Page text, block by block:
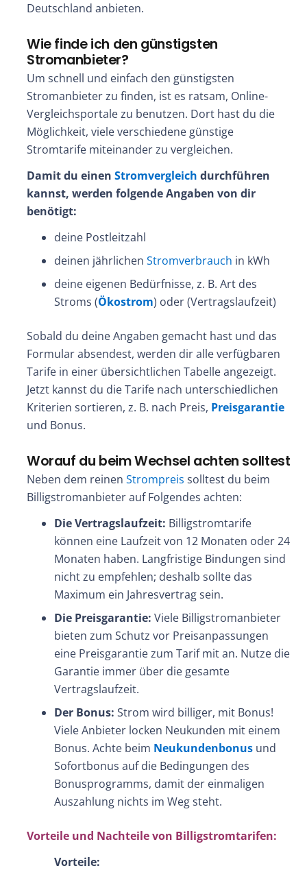
Deutschland anbieten.
Wie finde ich den günstigsten
Stromanbieter?
Um schnell und einfach den günstigsten
Stromanbieter zu finden, ist es ratsam, Online-
Vergleichsportale zu benutzen. Dort hast du die
Möglichkeit, viele verschiedene günstige
Stromtarife miteinander zu vergleichen.
Damit du einen Stromvergleich durchführen
kannst, werden folgende Angaben von dir
benötigt:
deine Postleitzahl
deinen jährlichen Stromverbrauch in kWh
deine eigenen Bedürfnisse, z. B. Art des
Stroms (Ökostrom) oder (Vertragslaufzeit)
Sobald du deine Angaben gemacht hast und das
Formular absendest, werden dir alle verfügbaren
Tarife in einer übersichtlichen Tabelle angezeigt.
Jetzt kannst du die Tarife nach unterschiedlichen
Kriterien sortieren, z. B. nach Preis, Preisgarantie
und Bonus.
Worauf du beim Wechsel achten solltest
Neben dem reinen Strompreis solltest du beim
Billigstromanbieter auf Folgendes achten:
Die Vertragslaufzeit: Billigstromtarife
können eine Laufzeit von 12 Monaten oder 24
Monaten haben. Langfristige Bindungen sind
nicht zu empfehlen; deshalb sollte das
Maximum ein Jahresvertrag sein.
Die Preisgarantie: Viele Billigstromanbieter
bieten zum Schutz vor Preisanpassungen
eine Preisgarantie zum Tarif mit an. Nutze die
Garantie immer über die gesamte
Vertragslaufzeit.
Der Bonus: Strom wird billiger, mit Bonus!
Viele Anbieter locken Neukunden mit einem
Bonus. Achte beim Neukundenbonus und
Sofortbonus auf die Bedingungen des
Bonusprogramms, damit der einmaligen
Auszahlung nichts im Weg steht.
Vorteile und Nachteile von Billigstromtarifen:
Vorteile: